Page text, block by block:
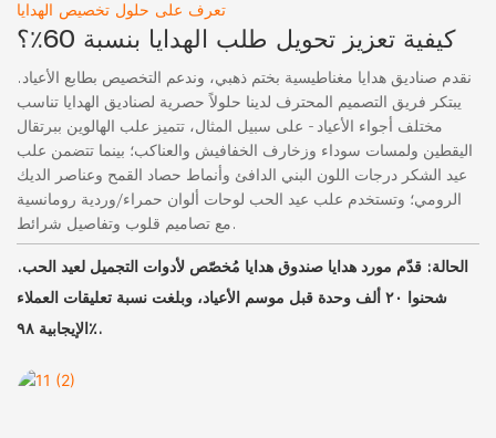
تعرف على حلول تخصيص الهدايا
كيفية تعزيز تحويل طلب الهدايا بنسبة 60٪؟
نقدم صناديق هدايا مغناطيسية بختم ذهبي، وندعم التخصيص بطابع الأعياد.
يبتكر فريق التصميم المحترف لدينا حلولاً حصرية لصناديق الهدايا تناسب
مختلف أجواء الأعياد - على سبيل المثال، تتميز علب الهالوين ببرتقال
اليقطين ولمسات سوداء وزخارف الخفافيش والعناكب؛ بينما تتضمن علب
عيد الشكر درجات اللون البني الدافئ وأنماط حصاد القمح وعناصر الديك
الرومي؛ وتستخدم علب عيد الحب لوحات ألوان حمراء/وردية رومانسية
مع تصاميم قلوب وتفاصيل شرائط.
الحالة: قدّم مورد هدايا صندوق هدايا مُخصّص لأدوات التجميل لعيد الحب.
شحنوا ٢٠ ألف وحدة قبل موسم الأعياد، وبلغت نسبة تعليقات العملاء
الإيجابية ٩٨٪.